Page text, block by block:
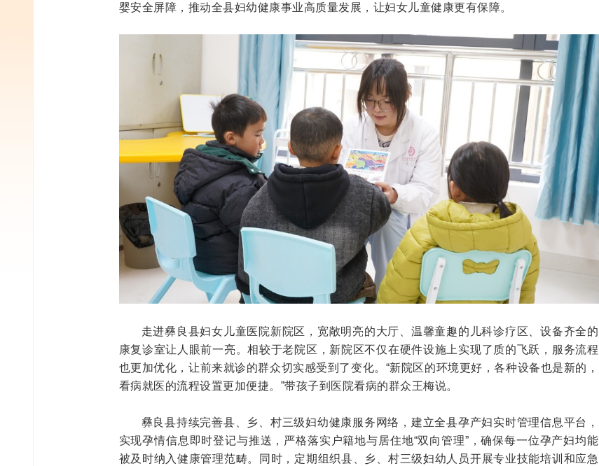
婴安全屏障，推动全县妇幼健康事业高质量发展，让妇女儿童健康更有保障。
走进彝良县妇女儿童医院新院区，宽敞明亮的大厅、温馨童趣的儿科诊疗区、设备齐全的
康复诊室让人眼前一亮。相较于老院区，新院区不仅在硬件设施上实现了质的飞跃，服务流程
也更加优化，让前来就诊的群众切实感受到了变化。“新院区的环境更好，各种设备也是新的，
看病就医的流程设置更加便捷。”带孩子到医院看病的群众王梅说。
彝良县持续完善县、乡、村三级妇幼健康服务网络，建立全县孕产妇实时管理信息平台，
实现孕情信息即时登记与推送，严格落实户籍地与居住地“双向管理”，确保每一位孕产妇均能
被及时纳入健康管理范畴。同时，定期组织县、乡、村三级妇幼人员开展专业技能培训和应急